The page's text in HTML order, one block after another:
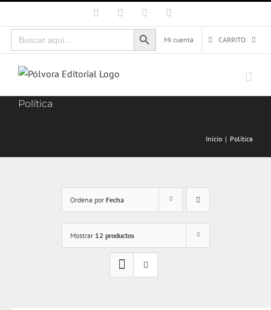
al
contenido
Facebook Instagram
Buscar:
Botón de búsqueda
Mi cuenta
CARRITO
Política
Inicio Política
Ordena por Fecha
Mostrar 12 productos